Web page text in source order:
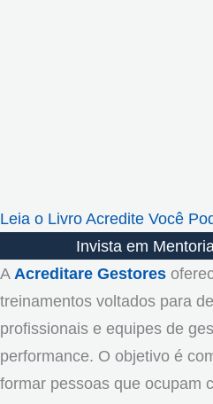
Leia o Livro Acredite Você
Invista em
A Acreditare Gestores
treinamentos voltados para
profissionais e equipes de
performance. O objetivo é
formar pessoas que ocupam